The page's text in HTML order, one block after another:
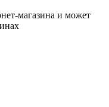
магазина и может